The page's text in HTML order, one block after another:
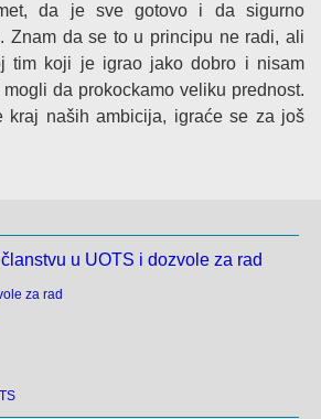
da je sve gotovo i da sigurno
Znam da se to u principu ne radi, ali
tim koji je igrao jako dobro i nisam
da prokockamo veliku prednost.
kraj naših ambicija, igraće se za još
u UOTS i dozvole za rad
za rad